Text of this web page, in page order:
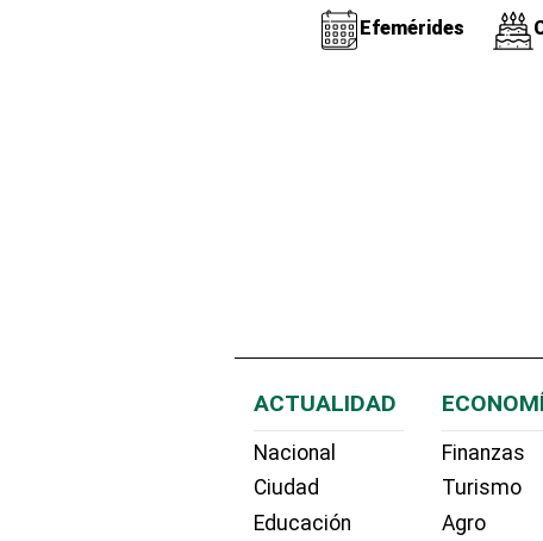
Efemérides
ACTUALIDAD
Nacional
Ciudad
Educación
Finanzas
Turismo
Agro